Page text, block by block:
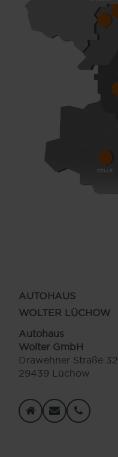
AUTOHAUS
WOLTER LÜCHOW
Autohaus
Wolter GmbH
Drawehner Straße 32
29439 Lüchow